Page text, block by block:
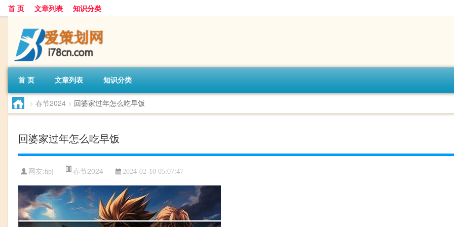
首 页 文章列表 知识分类
首 页 文章列表 知识分类
> 春节2024 > 回婆家过年怎么吃早饭
回婆家过年怎么吃早饭
网友:hpj 春节2024 2024-02-10 05:07:47